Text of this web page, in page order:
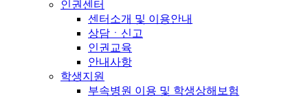
인권센터
센터소개 및 이용안내
상담ㆍ신고
인권교육
안내사항
학생지원
부속병원 이용 및 학생상해보험